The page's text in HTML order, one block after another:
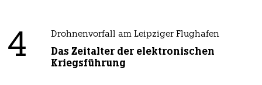
4 Drohnenvorfall am Leipziger Flughafen
Das Zeitalter der elektronischen
Kriegsführung